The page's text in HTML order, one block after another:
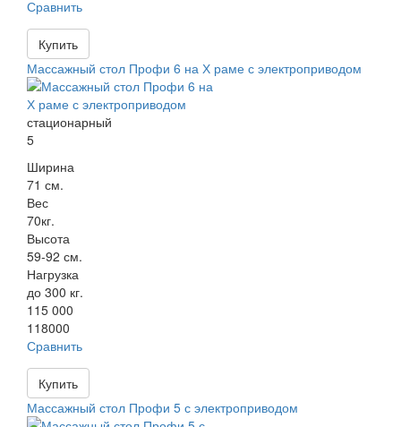
Сравнить
Купить
Массажный стол Профи 6 на Х раме с электроприводом
стационарный
5
Ширина
71 см.
Вес
70кг.
Высота
59-92 см.
Нагрузка
до 300 кг.
115 000
118000
Сравнить
Купить
Массажный стол Профи 5 с электроприводом